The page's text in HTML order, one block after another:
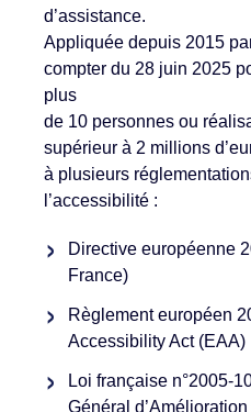
d’assistance.
Appliquée depuis 2015
compter du 28 juin 2025
plus
de 10 personnes ou
supérieur à 2 millions
à plusieurs
l’accessibilité :
Directive européenne
France)
Règlement européen
Accessibility Act (EAA)
Loi française n°2005-
Général